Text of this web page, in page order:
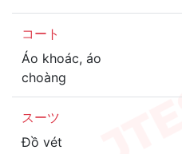
コート
Áo khoác, áo
choàng
スーツ
Đồ vét